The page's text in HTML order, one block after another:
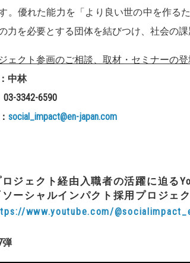
。優れた能力を「より良い世の中を作る
力を必要とする団体を結びつけ、社会の
ェクト参画のご相談、取材・セミナーの
中林
03-3342-6590
social_impact@en-japan.com
ロジェクト経由入職者の活躍に迫る
ーシャルインパクト採用プロジェ
www.youtube.com/